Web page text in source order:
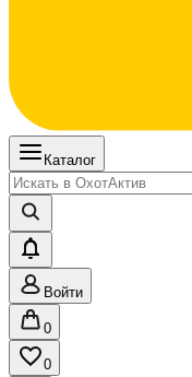
Каталог
Войти
0
0